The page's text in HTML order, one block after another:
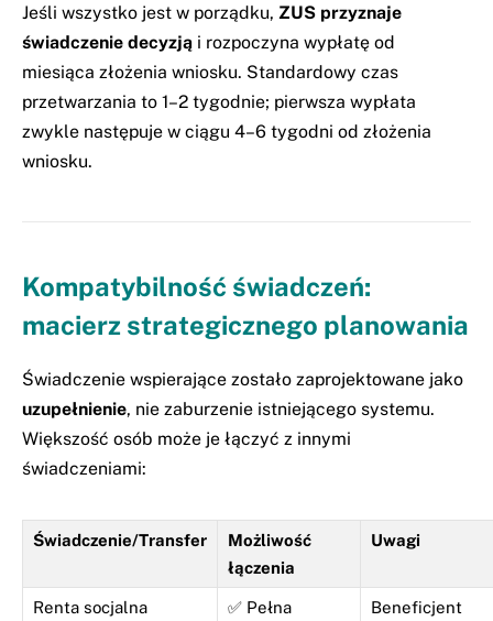
Jeśli wszystko jest w porządku, ZUS przyznaje
świadczenie decyzją i rozpoczyna wypłatę od
miesiąca złożenia wniosku. Standardowy czas
przetwarzania to 1–2 tygodnie; pierwsza wypłata
zwykle następuje w ciągu 4–6 tygodni od złożenia
wniosku.
Kompatybilność świadczeń:
macierz strategicznego planowania
Świadczenie wspierające zostało zaprojektowane jako
uzupełnienie, nie zaburzenie istniejącego systemu.
Większość osób może je łączyć z innymi
świadczeniami:
Świadczenie/Transfer
Możliwość
łączenia
Uwagi
Renta socjalna
✅ Pełna
Beneficjent